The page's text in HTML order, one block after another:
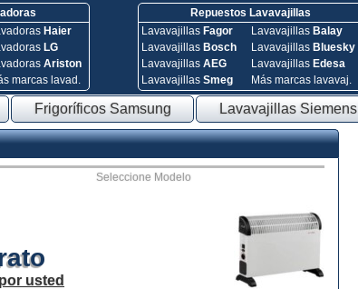
Haier
LG
Ariston
marcas lavad.
Repuestos Lavavajillas
Lavavajillas Fagor
Lavavajillas Bosch
Lavavajillas AEG
Lavavajillas Smeg
Lavavajillas Balay
Lavavajillas Bluesky
Lavavajillas Edesa
Más marcas lavavaj.
Frigoríficos Samsung Lavavajillas Siemens
Seleccione Modelo
usted